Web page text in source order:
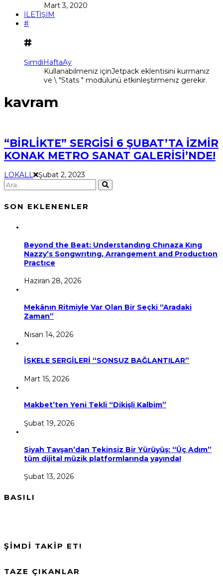
Mart 3, 2020
İLETİŞİM
#
#
ŞimdiHaftaAy
Kullanabilmeniz içinJetpack eklentisini kurmanız
ve \ "Stats " modülünü etkinleştirmeniz gerekir.
kavram
“BİRLİKTE” SERGİSİ 6 ŞUBAT’TA İZMİR
KONAK METRO SANAT GALERİSİ’NDE!
LOKALL Şubat 2, 2023
SON EKLENENLER
Beyond the Beat: Understandıng Chınaza Kıng
Nazzy’s Songwrıtıng, Arrangement and Productıon
Practıce
Haziran 28, 2026
Mekânın Ritmiyle Var Olan Bir Seçki “Aradaki
Zaman”
Nisan 14, 2026
İSKELE SERGİLERİ “SONSUZ BAĞLANTILAR”
Mart 15, 2026
Makbet’ten Yeni Tekli “Dikişli Kalbim”
Şubat 19, 2026
Siyah Tavşan’dan Tekinsiz Bir Yürüyüş: “Üç Adım”
tüm dijital müzik platformlarında yayında!
Şubat 13, 2026
BASILI
ŞİMDİ TAKİP ET!
TAZE ÇIKANLAR